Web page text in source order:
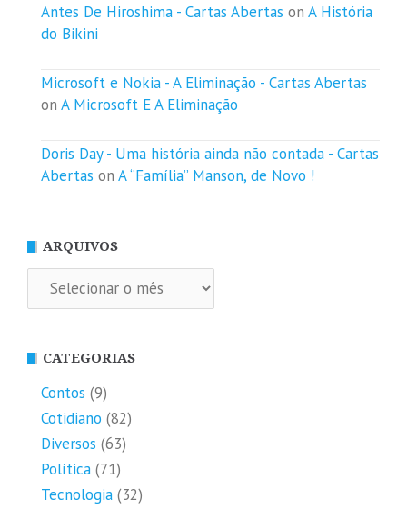
Antes De Hiroshima - Cartas Abertas on A História
do Bikini
Microsoft e Nokia - A Eliminação - Cartas Abertas
on A Microsoft E A Eliminação
Doris Day - Uma história ainda não contada - Cartas
Abertas on A “Família” Manson, de Novo !
ARQUIVOS
Arquivos
CATEGORIAS
Contos (9)
Cotidiano (82)
Diversos (63)
Política (71)
Tecnologia (32)